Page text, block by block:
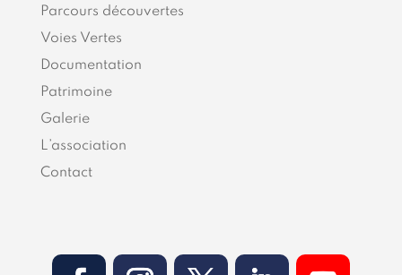
Parcours découvertes
Voies Vertes
Documentation
Patrimoine
Galerie
L’association
Contact